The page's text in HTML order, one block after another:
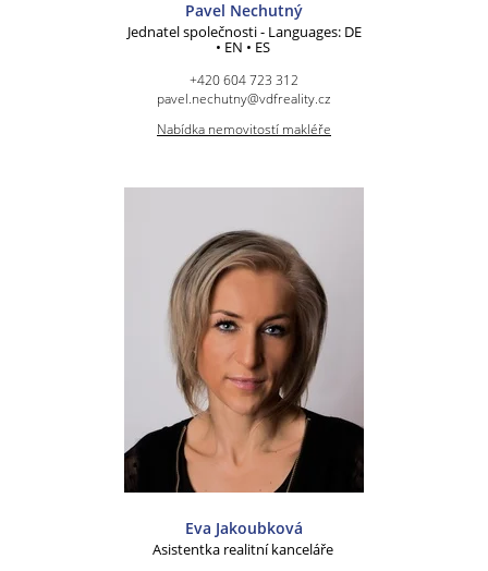
Pavel Nechutný
Jednatel společnosti - Languages: DE
• EN • ES
+420 604 723 312
pavel.nechutny@vdfreality.cz
Nabídka nemovitostí makléře
Eva Jakoubková
Asistentka realitní kanceláře